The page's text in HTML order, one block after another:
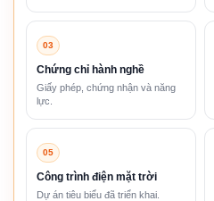
03
Chứng chỉ hành nghề
Giấy phép, chứng nhận và năng
lực.
05
Công trình điện mặt trời
Dự án tiêu biểu đã triển khai.